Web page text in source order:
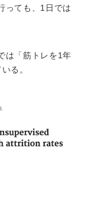
っても、1日では
は「筋トレを1年
る。